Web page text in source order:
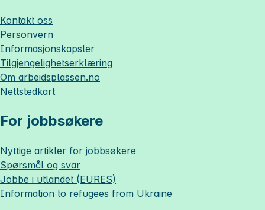
Kontakt oss
Personvern
Informasjonskapsler
Tilgjengelighetserklæring
Om arbeidsplassen.no
Nettstedkart
For jobbsøkere
Nyttige artikler for jobbsøkere
Spørsmål og svar
Jobbe i utlandet (EURES)
Information to refugees from Ukraine